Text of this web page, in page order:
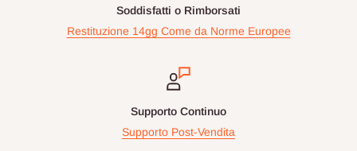
Soddisfatti o Rimborsati
Restituzione 14gg Come da Norme Europee
Supporto Continuo
Supporto Post-Vendita